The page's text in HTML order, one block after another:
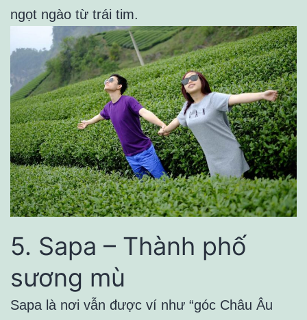
ngọt ngào từ trái tim.
5. Sapa – Thành phố
sương mù
Sapa là nơi vẫn được ví như “góc Châu Âu